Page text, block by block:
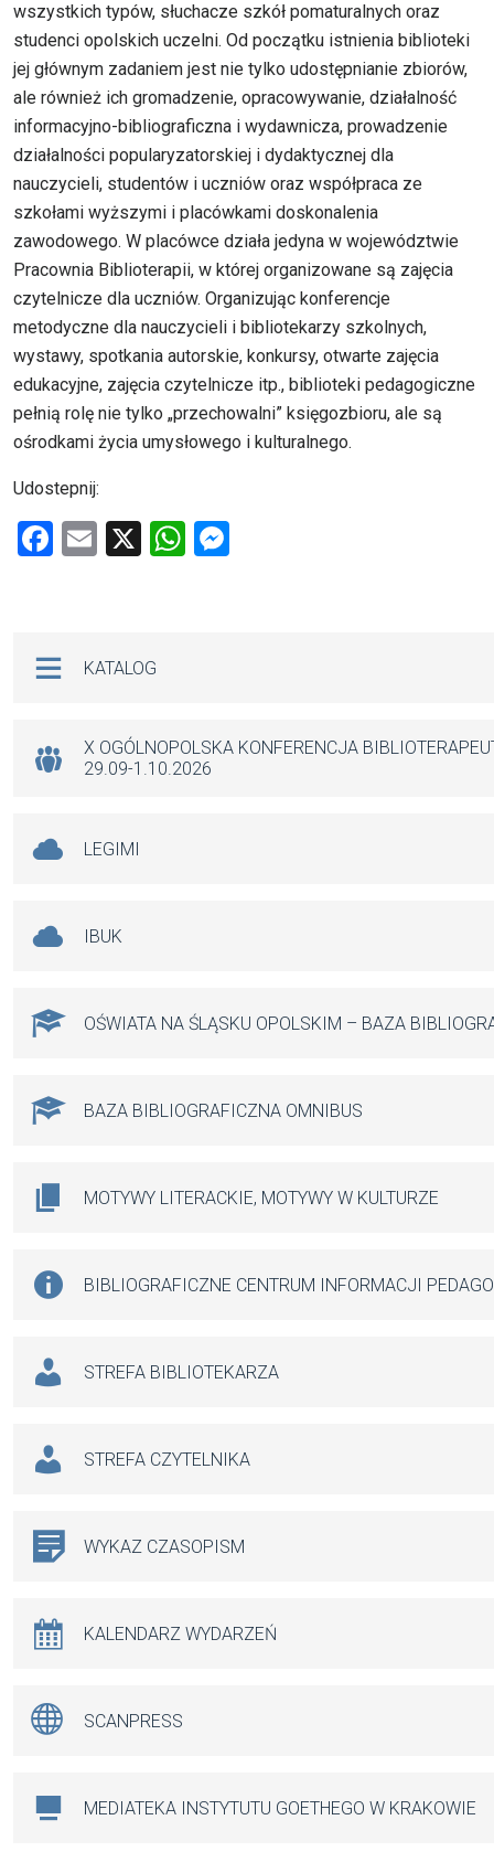
wszystkich typów, słuchacze szkół pomaturalnych oraz
studenci opolskich uczelni. Od początku istnienia biblioteki
jej głównym zadaniem jest nie tylko udostępnianie zbiorów,
ale również ich gromadzenie, opracowywanie, działalność
informacyjno-bibliograficzna i wydawnicza, prowadzenie
działalności popularyzatorskiej i dydaktycznej dla
nauczycieli, studentów i uczniów oraz współpraca ze
szkołami wyższymi i placówkami doskonalenia
zawodowego. W placówce działa jedyna w województwie
Pracownia Biblioterapii, w której organizowane są zajęcia
czytelnicze dla uczniów. Organizując konferencje
metodyczne dla nauczycieli i bibliotekarzy szkolnych,
wystawy, spotkania autorskie, konkursy, otwarte zajęcia
edukacyjne, zajęcia czytelnicze itp., biblioteki pedagogiczne
pełnią rolę nie tylko „przechowalni” księgozbioru, ale są
ośrodkami życia umysłowego i kulturalnego.
Udostepnij:
F
o
k
E
X
W
p
KATALOG
X OGÓLNOPOLSKA KONFERENCJA
29.09-1.10.2026
LEGIMI
IBUK
OŚWIATA NA ŚLĄSKU OPOLSKIM – BAZA
BAZA BIBLIOGRAFICZNA OMNIBUS
MOTYWY LITERACKIE, MOTYWY W KULTURZE
BIBLIOGRAFICZNE CENTRUM INFORMACJI
STREFA BIBLIOTEKARZA
STREFA CZYTELNIKA
WYKAZ CZASOPISM
KALENDARZ WYDARZEŃ
SCANPRESS
MEDIATEKA INSTYTUTU GOETHEGO W KRAKOWIE